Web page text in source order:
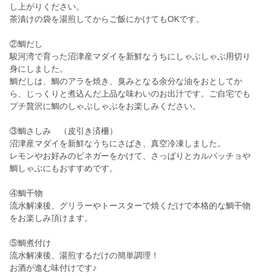
し上がりください。
茶漬けの袋を湯煎してからご飯にかけてもOKです。
②鯛だし
駿河湾で育った沼津産マダイを新鮮なうちにしゃぶしゃぶ用切り
身にしました。
鯛だしは、鯛のアラを焼き、臭みとなる余分な油をおとしてか
ら、じっくりと煮込んだ上品な味わいのお出汁です。ご自宅でも
プチ贅沢に鯛のしゃぶしゃぶをお楽しみください。
③鯛さしみ （皮引き済柵）
沼津産マダイを新鮮なうちにさばき、真空冷凍しました。
レモンやお好みのビネガーをかけて、さっぱりとカルパッチョや
鯛しゃぶにもおすすめです。
④鯛干物
流水解凍後、グリラーやトースターで焼くだけで本格的な鯛干物
をお楽しみ頂けます。
⑤鯛煮付け
流水解凍後、湯煎するだけの簡単調理！
お酒が進む味付けです♪